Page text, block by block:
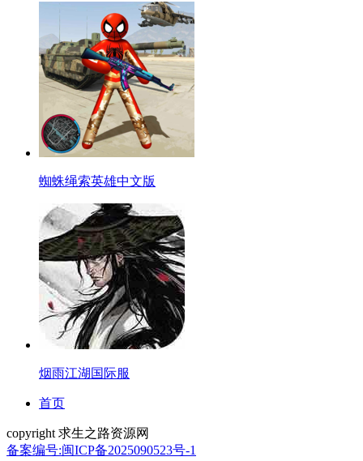
蜘蛛绳索英雄中文版
烟雨江湖国际服
首页
copyright 求生之路资源网
备案编号:闽ICP备2025090523号-1